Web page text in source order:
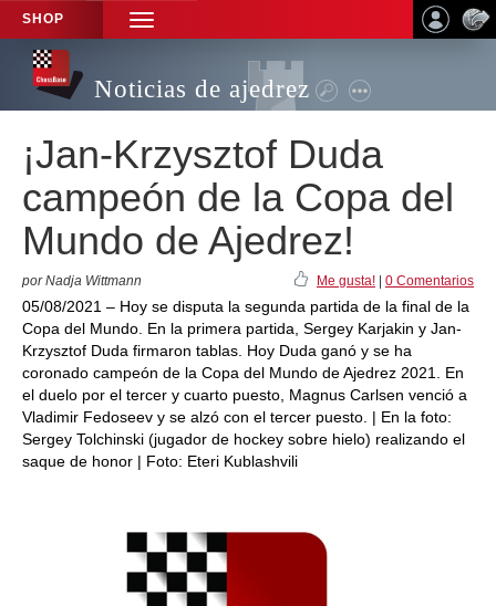
SHOP
TOGGLE
NAVIGATION
Noticias de ajedrez
¡Jan-Krzysztof Duda
campeón de la Copa del
Mundo de Ajedrez!
por Nadja Wittmann Me gusta! 0 Comentarios
05/08/2021 – Hoy se disputa la segunda partida de la final de la
Copa del Mundo. En la primera partida, Sergey Karjakin y Jan-
Krzysztof Duda firmaron tablas. Hoy Duda ganó y se ha
coronado campeón de la Copa del Mundo de Ajedrez 2021. En
el duelo por el tercer y cuarto puesto, Magnus Carlsen venció a
Vladimir Fedoseev y se alzó con el tercer puesto. | En la foto:
Sergey Tolchinski (jugador de hockey sobre hielo) realizando el
saque de honor | Foto: Eteri Kublashvili